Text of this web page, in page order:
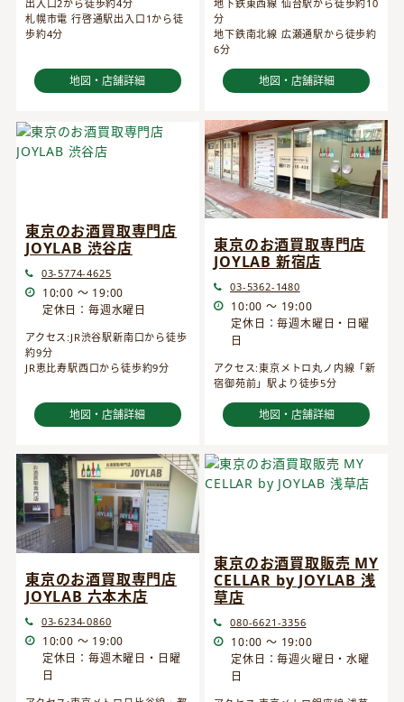
出入口2から徒歩約4分
札幌市電 行啓通駅出入口1から徒
歩約4分
地図・店舗詳細
地下鉄東西線 仙台駅から徒歩約10
分
地下鉄南北線 広瀬通駅から徒歩約
6分
地図・店舗詳細
東京のお酒買取専門店
JOYLAB 渋谷店
03-5774-4625
10:00 ～ 19:00
定休日：毎週水曜日
アクセス:JR渋谷駅新南口から徒歩
約9分
JR恵比寿駅西口から徒歩約9分
地図・店舗詳細
東京のお酒買取専門店
JOYLAB 新宿店
03-5362-1480
10:00 ～ 19:00
定休日：毎週木曜日・日曜
日
アクセス:東京メトロ丸ノ内線「新
宿御苑前」駅より徒歩5分
地図・店舗詳細
東京のお酒買取専門店
JOYLAB 六本木店
03-6234-0860
10:00 ～ 19:00
定休日：毎週木曜日・日曜
日
東京のお酒買取販売 MY
CELLAR by JOYLAB 浅
草店
080-6621-3356
10:00 ～ 19:00
定休日：毎週火曜日・水曜
日